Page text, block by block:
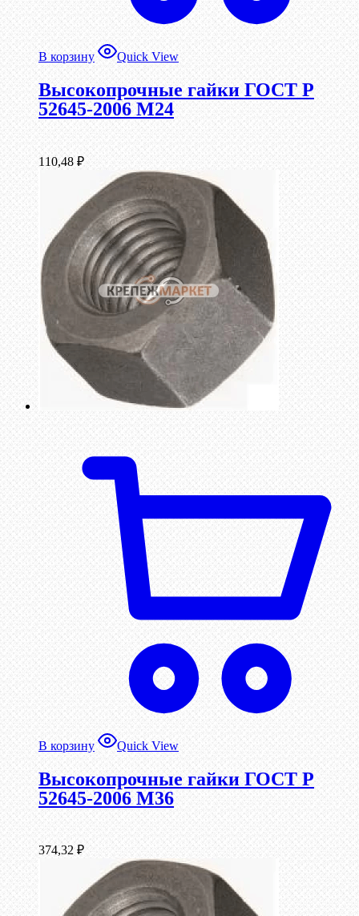
В корзину Quick View
Высокопрочные гайки ГОСТ Р
52645-2006 М24
110,48 ₽
В корзину Quick View
Высокопрочные гайки ГОСТ Р
52645-2006 М36
374,32 ₽